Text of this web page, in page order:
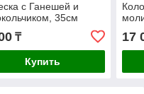
с Ганешей и
35см
₸
Купить
17